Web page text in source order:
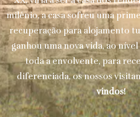
milénio, a casa sofreu uma
recuperação para alojamento
ganhou uma nova vida, ao
toda a envolvente, para
diferenciada, os nossos
vindos!